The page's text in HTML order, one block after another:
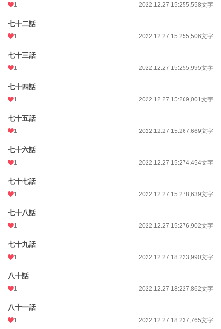
1 2022.12.27 15:255,558文字
七十二話
1 2022.12.27 15:255,506文字
七十三話
1 2022.12.27 15:255,995文字
七十四話
1 2022.12.27 15:269,001文字
七十五話
1 2022.12.27 15:267,669文字
七十六話
1 2022.12.27 15:274,454文字
七十七話
1 2022.12.27 15:278,639文字
七十八話
1 2022.12.27 15:276,902文字
七十九話
1 2022.12.27 18:223,990文字
八十話
1 2022.12.27 18:227,862文字
八十一話
1 2022.12.27 18:237,765文字